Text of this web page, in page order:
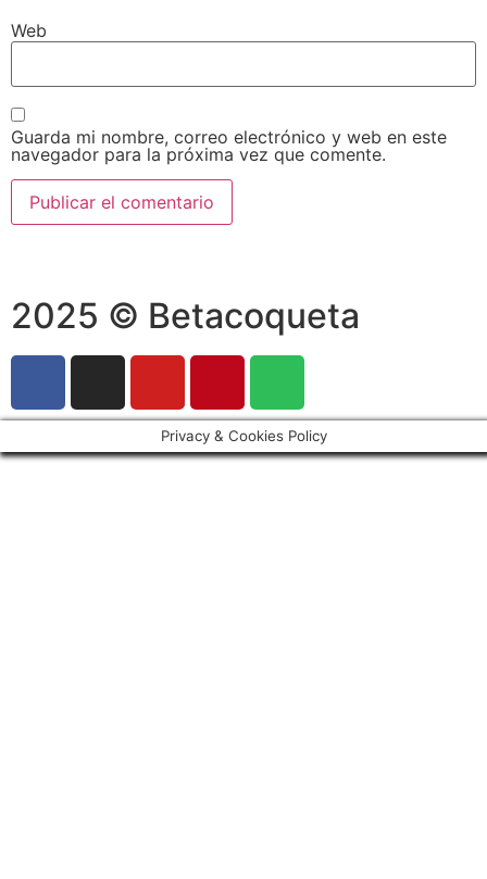
Web
Guarda mi nombre, correo electrónico y web en este
navegador para la próxima vez que comente.
2025 © Betacoqueta
Privacy & Cookies Policy